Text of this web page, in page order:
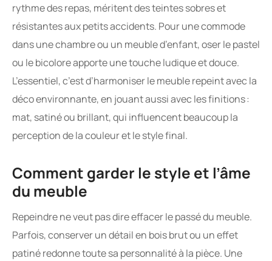
rythme des repas, méritent des teintes sobres et
résistantes aux petits accidents. Pour une commode
dans une chambre ou un meuble d’enfant, oser le pastel
ou le bicolore apporte une touche ludique et douce.
L’essentiel, c’est d’harmoniser le meuble repeint avec la
déco environnante, en jouant aussi avec les finitions :
mat, satiné ou brillant, qui influencent beaucoup la
perception de la couleur et le style final.
Comment garder le style et l’âme
du meuble
Repeindre ne veut pas dire effacer le passé du meuble.
Parfois, conserver un détail en bois brut ou un effet
patiné redonne toute sa personnalité à la pièce. Une